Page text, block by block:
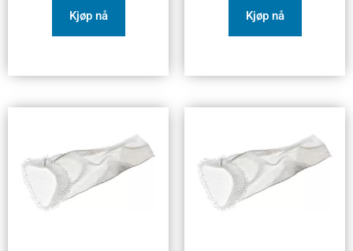
Kjøp nå Kjøp nå